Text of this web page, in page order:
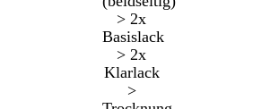
> 2x
Basislack
> 2x
Klarlack
>